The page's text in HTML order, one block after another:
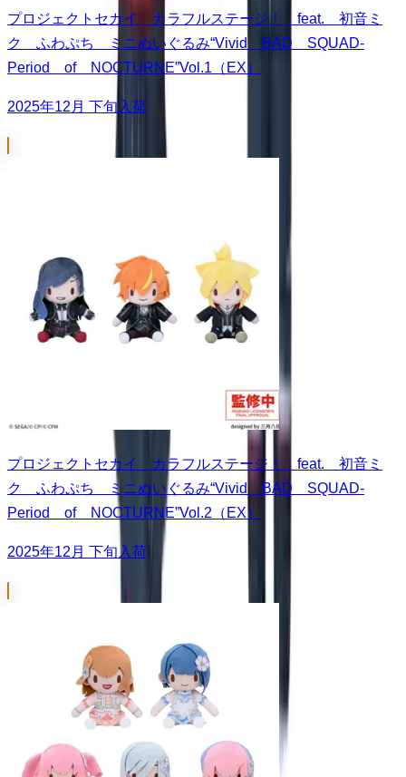
プロジェクトセカイ カラフルステージ！ feat. 初音ミ
ク ふわぷち ミニぬいぐるみ“Vivid BAD SQUAD-
Period of NOCTURNE”Vol.1（EX）
2025年12月 下旬入荷
プロジェクトセカイ カラフルステージ！ feat. 初音ミ
ク ふわぷち ミニぬいぐるみ“Vivid BAD SQUAD-
Period of NOCTURNE”Vol.2（EX）
2025年12月 下旬入荷